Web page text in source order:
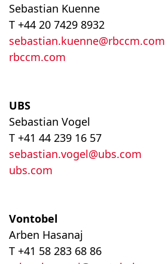
Sebastian Kuenne
T +44 20 7429 8932
sebastian.kuenne@rbccm.com
rbccm.com
UBS
Sebastian Vogel
T +41 44 239 16 57
sebastian.vogel@ubs.com
ubs.com
Vontobel
Arben Hasanaj
T +41 58 283 68 86